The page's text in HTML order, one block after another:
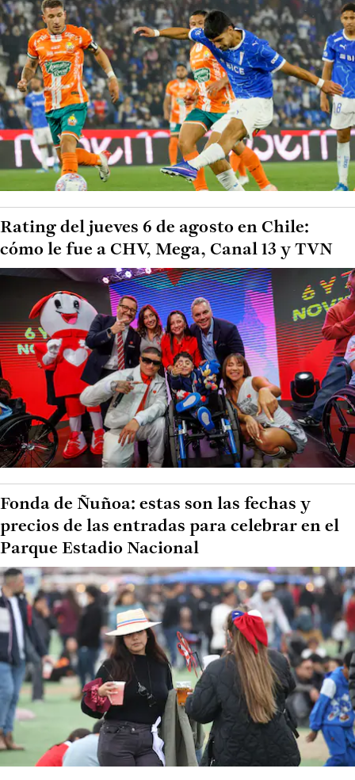
Rating del jueves 6 de agosto en Chile:
cómo le fue a CHV, Mega, Canal 13 y TVN
Fonda de Ñuñoa: estas son las fechas y
precios de las entradas para celebrar en el
Parque Estadio Nacional